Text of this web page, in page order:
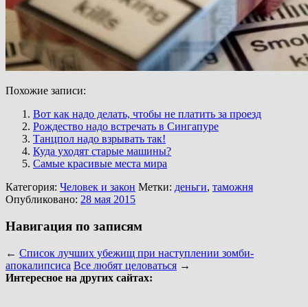
Похожие записи:
Вот как надо делать, чтобы не платить за проезд
Рождество надо встречать в Сингапуре
Танцпол надо взрывать так!
Куда уходят старые машины?
Самые красивые места мира
Категория: Человек и закон Метки: деньги, таможня
Опубликовано: 28 мая 2015
Навигация по записям
← Список лучших убежищ при наступлении зомби-
апокалипсиса Все любят целоваться →
Интересное на других сайтах: